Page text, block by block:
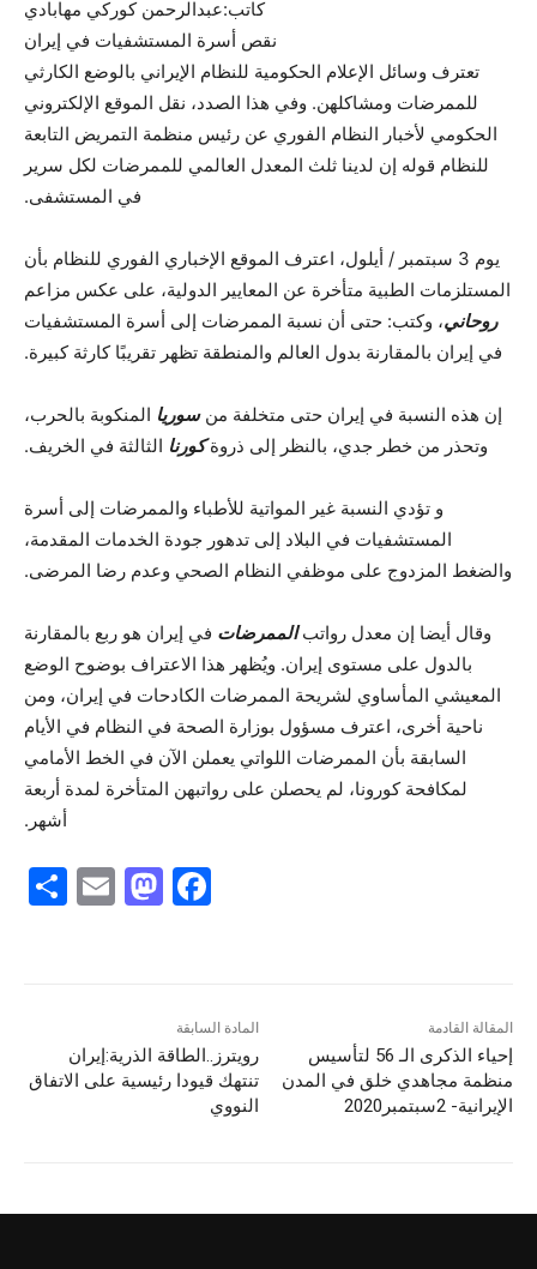
کاتب:عبدالرحمن كوركي مهابادي
نقص أسرة المستشفيات في إيران
تعترف وسائل الإعلام الحكومية للنظام الإيراني بالوضع الكارثي
للممرضات ومشاكلهن. وفي هذا الصدد، نقل الموقع الإلكتروني
الحكومي لأخبار النظام الفوري عن رئيس منظمة التمريض التابعة
للنظام قوله إن لدينا ثلث المعدل العالمي للممرضات لكل سرير
في المستشفى.
يوم 3 سبتمبر / أيلول، اعترف الموقع الإخباري الفوري للنظام بأن
المستلزمات الطبية متأخرة عن المعايير الدولية، على عكس مزاعم
روحاني، وكتب: حتى أن نسبة الممرضات إلى أسرة المستشفيات
في إيران بالمقارنة بدول العالم والمنطقة تظهر تقريبًا كارثة كبيرة.
إن هذه النسبة في إيران حتى متخلفة منسوريا المنكوبة بالحرب،
وتحذر من خطر جدي، بالنظر إلى ذروةكورنا الثالثة في الخريف.
و تؤدي النسبة غير المواتية للأطباء والممرضات إلى أسرة
المستشفيات في البلاد إلى تدهور جودة الخدمات المقدمة،
والضغط المزدوج على موظفي النظام الصحي وعدم رضا المرضى.
وقال أيضا إن معدل رواتبالممرضات في إيران هو ربع بالمقارنة
بالدول على مستوى إيران. ويُظهر هذا الاعتراف بوضوح الوضع
المعيشي المأساوي لشريحة الممرضات الكادحات في إيران، ومن
ناحية أخرى، اعترف مسؤول بوزارة الصحة في النظام في الأيام
السابقة بأن الممرضات اللواتي يعملن الآن في الخط الأمامي
لمكافحة كورونا، لم يحصلن على رواتبهن المتأخرة لمدة أربعة
أشهر.
F
b
o
M
d
o
E
المادة السابقة
رويترز..الطاقة الذرية:إيران
تنتهك قيودا رئيسية على الاتفاق
النووي
المقالة القادمة
إحياء الذكرى الـ 56 لتأسيس
منظمة مجاهدي خلق في المدن
الإيرانية- 2سبتمبر2020